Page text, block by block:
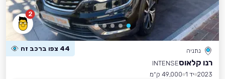
2
נתניה 44 צפו ברכב זה
רנו קלאוסINTENSE
2023 יד 1
49,000 ק״מ